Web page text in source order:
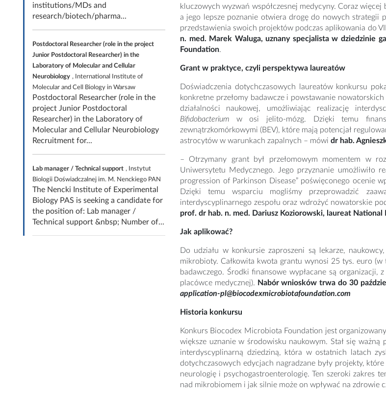
institutions/MDs and
research/biotech/pharma...
Postdoctoral Researcher (role in the project
Junior Postdoctoral Researcher) in the
Laboratory of Molecular and Cellular
Neurobiology , International Institute of
Molecular and Cell Biology in Warsaw
Postdoctoral Researcher (role in the
project Junior Postdoctoral
Researcher) in the Laboratory of
Molecular and Cellular Neurobiology
Recruitment for...
Lab manager / Technical support , Instytut
Biologii Doświadczalnej im. M. Nenckiego PAN
The Nencki Institute of Experimental
Biology PAS is seeking a candidate for
the position of: Lab manager /
Technical support &nbsp; Number of...
kluczowych wyzwań współczesnej medycyny. Coraz
a jego lepsze poznanie otwiera drogę do nowych strategii
przedstawienia swoich projektów podczas aplikowania do
n. med. Marek Waluga, uznany specjalista w dziedzinie
Foundation.
Grant w praktyce, czyli perspektywa laureatów
Doświadczenia dotychczasowych laureatów konkursu
konkretne przełomy badawcze i powstawanie
działalności naukowej, umożliwiając realizację
Bifidobacterium w osi jelito-mózg. Dzięki temu
zewnątrzkomórkowymi (BEV), które mają potencjał
astrocytów w warunkach zapalnych – mówi dr hab.
– Otrzymany grant był przełomowym momentem w
Uniwersytetu Medycznego. Jego przyznanie umożliwiło
progression of Parkinson Disease” poświęconego ocenie
Dzięki temu wsparciu mogliśmy przeprowadzić
interdyscyplinarnego zespołu oraz wdrożyć nowatorskie
prof. dr hab. n. med. Dariusz Koziorowski, laureat National
Jak aplikować?
Do udziału w konkursie zaproszeni są lekarze,
mikrobioty. Całkowita kwota grantu wynosi 25 tys. euro
badawczego. Środki finansowe wypłacane są
placówce medycznej).
Nabór wniosków trwa do 30
application-pl@biocodexmicrobiotafoundation.com
Historia konkursu
Konkurs Biocodex Microbiota Foundation jest
większe uznanie w środowisku naukowym. Stał się
interdyscyplinarną dziedziną, która w ostatnich latach
dotychczasowych edycjach nagradzane były projekty,
neurologię i psychogastroenterologię. Ten szeroki zakres
nad mikrobiomem i jak silnie może on wpływać na zdrowie